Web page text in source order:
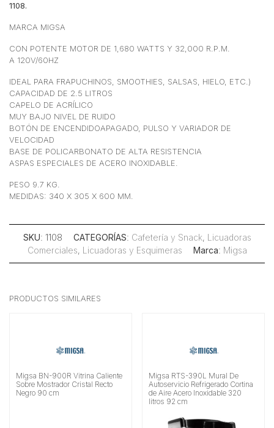
1108.
MARCA MIGSA
CON POTENTE MOTOR DE 1,680 WATTS Y 32,000 R.P.M.
A 120V/60HZ
IDEAL PARA FRAPUCHINOS, SMOOTHIES, SALSAS, HIELO, ETC.)
CAPACIDAD DE 2.5 LITROS
CAPELO DE ACRÍLICO
MUY BAJO NIVEL DE RUIDO
BOTÓN DE ENCENDIDOAPAGADO, PULSO Y VARIADOR DE
VELOCIDAD
BASE DE POLICARBONATO DE ALTA RESISTENCIA
ASPAS ESPECIALES DE ACERO INOXIDABLE.
PESO 9.7 KG.
MEDIDAS: 340 X 305 X 600 MM.
SKU: 1108 CATEGORÍAS: Cafetería y Snack, Licuadoras
Comerciales, Licuadoras y Esquimeras Marca: Migsa
PRODUCTOS SIMILARES
Migsa BN-900R Vitrina Caliente
Sobre Mostrador Cristal Recto
Negro 90 cm
Migsa RTS-390L Mural De
Autoservicio Refrigerado Cortina
de Aire Acero Inoxidable 320
litros 92 cm